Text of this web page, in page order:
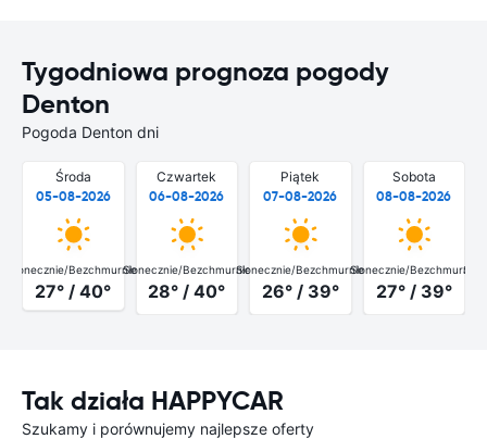
Tygodniowa prognoza pogody
Denton
Pogoda Denton dni
Środa
05-08-2026
Słonecznie/Bezchmurnie
27° / 40°
Czwartek
06-08-2026
Słonecznie/Bezchmurnie
28° / 40°
Piątek
07-08-2026
Słonecznie/Bezchmurnie
26° / 39°
Sobota
08-08-2026
Słonecznie/Bezchmurnie
27° / 39°
Tak działa HAPPYCAR
Szukamy i porównujemy najlepsze oferty